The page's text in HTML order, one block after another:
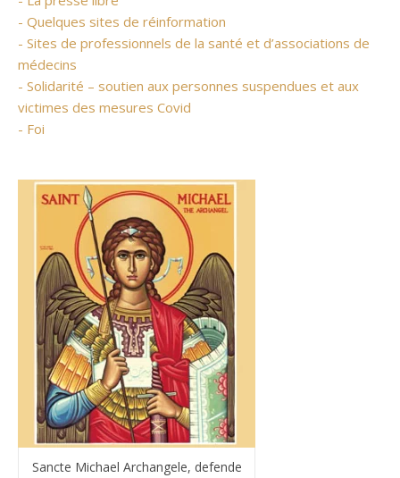
- Quelques sites de réinformation
- Sites de professionnels de la santé et d’associations de
médecins
- Solidarité – soutien aux personnes suspendues et aux
victimes des mesures Covid
- Foi
Sancte Michael Archangele, defende